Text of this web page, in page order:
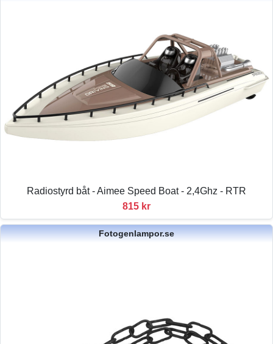
Radiostyrd båt - Aimee Speed Boat - 2,4Ghz - RTR
815 kr
Fotogenlampor.se